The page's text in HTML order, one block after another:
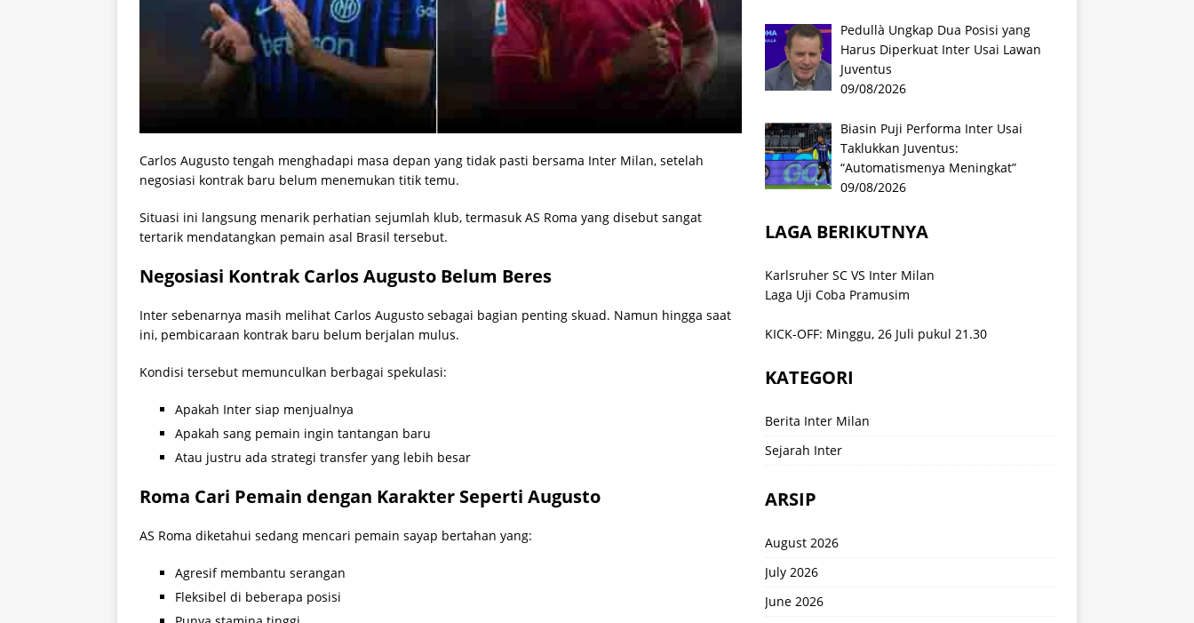
Carlos Augusto tengah menghadapi masa depan yang tidak pasti bersama Inter Milan, setelah
negosiasi kontrak baru belum menemukan titik temu.
Situasi ini langsung menarik perhatian sejumlah klub, termasuk AS Roma yang disebut sangat
tertarik mendatangkan pemain asal Brasil tersebut.
Negosiasi Kontrak Carlos Augusto Belum Beres
Inter sebenarnya masih melihat Carlos Augusto sebagai bagian penting skuad. Namun hingga saat
ini, pembicaraan kontrak baru belum berjalan mulus.
Kondisi tersebut memunculkan berbagai spekulasi:
Apakah Inter siap menjualnya
Apakah sang pemain ingin tantangan baru
Atau justru ada strategi transfer yang lebih besar
Roma Cari Pemain dengan Karakter Seperti Augusto
AS Roma diketahui sedang mencari pemain sayap bertahan yang:
Agresif membantu serangan
Fleksibel di beberapa posisi
Pedullà Ungkap Dua Posisi yang
Harus Diperkuat Inter Usai Lawan
Juventus
09/08/2026
Biasin Puji Performa Inter Usai
Taklukkan Juventus:
“Automatismenya Meningkat”
09/08/2026
LAGA BERIKUTNYA
Karlsruher SC VS Inter Milan
Laga Uji Coba Pramusim
KICK-OFF: Minggu, 26 Juli pukul 21.30
KATEGORI
Berita Inter Milan
Sejarah Inter
ARSIP
August 2026
July 2026
June 2026